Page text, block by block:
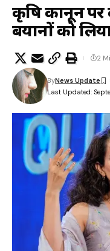
कृषि कानून पर
बयानों को
Last Updated:
ByNews Update
2